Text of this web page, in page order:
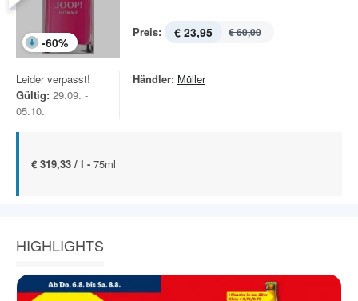
-60%
Preis: € 23,95 € 60,00
Leider verpasst!
Gültig: 29.09. -
05.10.
Händler: Müller
€ 319,33 / l - 75ml
HIGHLIGHTS